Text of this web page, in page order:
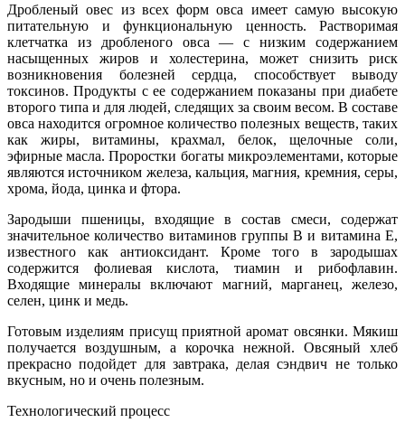
Дробленый овес из всех форм овса имеет самую высокую
питательную и функциональную ценность. Растворимая
клетчатка из дробленого овса — с низким содержанием
насыщенных жиров и холестерина, может снизить риск
возникновения болезней сердца, способствует выводу
токсинов. Продукты с ее содержанием показаны при диабете
второго типа и для людей, следящих за своим весом. В составе
овса находится огромное количество полезных веществ, таких
как жиры, витамины, крахмал, белок, щелочные соли,
эфирные масла. Проростки богаты микроэлементами, которые
являются источником железа, кальция, магния, кремния, серы,
хрома, йода, цинка и фтора.
Зародыши пшеницы, входящие в состав смеси, содержат
значительное количество витаминов группы В и витамина Е,
известного как антиоксидант. Кроме того в зародышах
содержится фолиевая кислота, тиамин и рибофлавин.
Входящие минералы включают магний, марганец, железо,
селен, цинк и медь.
Готовым изделиям присущ приятной аромат овсянки. Мякиш
получается воздушным, а корочка нежной. Овсяный хлеб
прекрасно подойдет для завтрака, делая сэндвич не только
вкусным, но и очень полезным.
Технологический процесс